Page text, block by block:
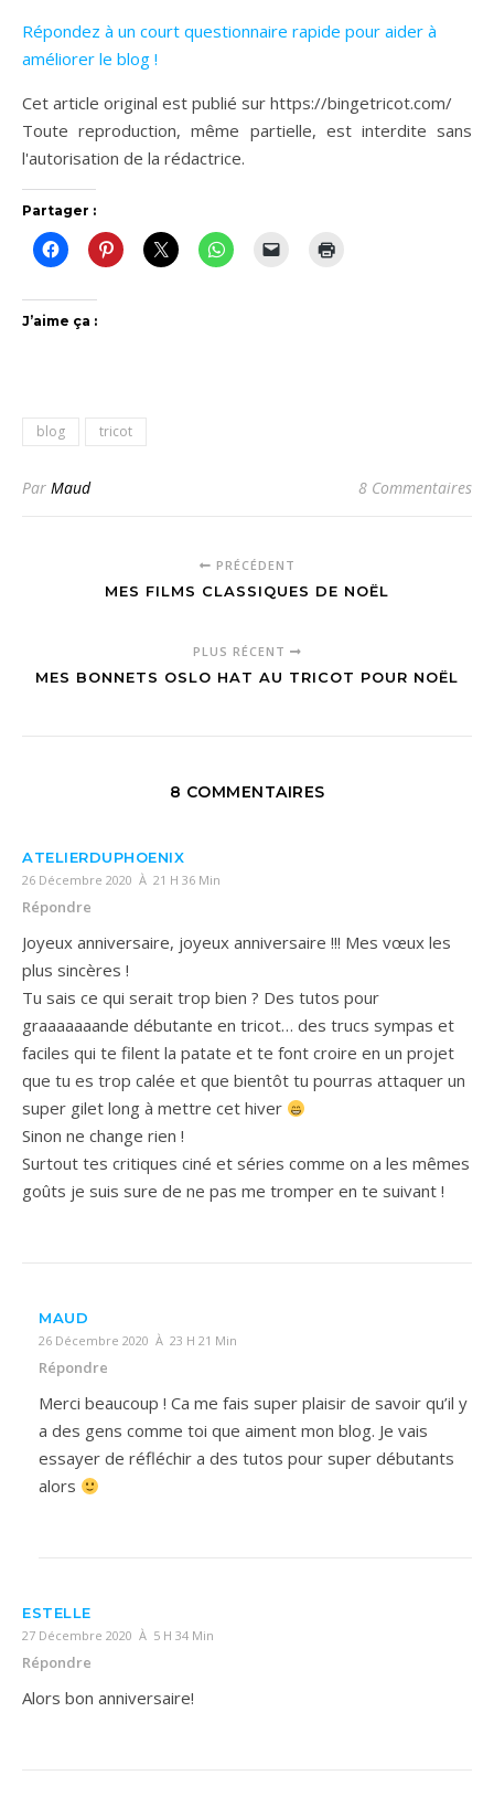
Répondez à un court questionnaire rapide pour aider à
améliorer le blog !
Cet article original est publié sur https://bingetricot.com/
Toute reproduction, même partielle, est interdite sans
l'autorisation de la rédactrice.
Partager :
J’aime ça :
blog tricot
Par Maud 8 Commentaires
PRÉCÉDENT
MES FILMS CLASSIQUES DE NOËL
PLUS RÉCENT
MES BONNETS OSLO HAT AU TRICOT POUR NOËL
8 COMMENTAIRES
ATELIERDUPHOENIX
26 Décembre 2020 À 21 H 36 Min
Répondre
Joyeux anniversaire, joyeux anniversaire !!! Mes vœux les
plus sincères !
Tu sais ce qui serait trop bien ? Des tutos pour
graaaaaaande débutante en tricot… des trucs sympas et
faciles qui te filent la patate et te font croire en un projet
que tu es trop calée et que bientôt tu pourras attaquer un
super gilet long à mettre cet hiver
Sinon ne change rien !
Surtout tes critiques ciné et séries comme on a les mêmes
goûts je suis sure de ne pas me tromper en te suivant !
MAUD
26 Décembre 2020 À 23 H 21 Min
Répondre
Merci beaucoup ! Ca me fais super plaisir de savoir qu’il y
a des gens comme toi que aiment mon blog. Je vais
essayer de réfléchir a des tutos pour super débutants
alors
ESTELLE
27 Décembre 2020 À 5 H 34 Min
Répondre
Alors bon anniversaire!